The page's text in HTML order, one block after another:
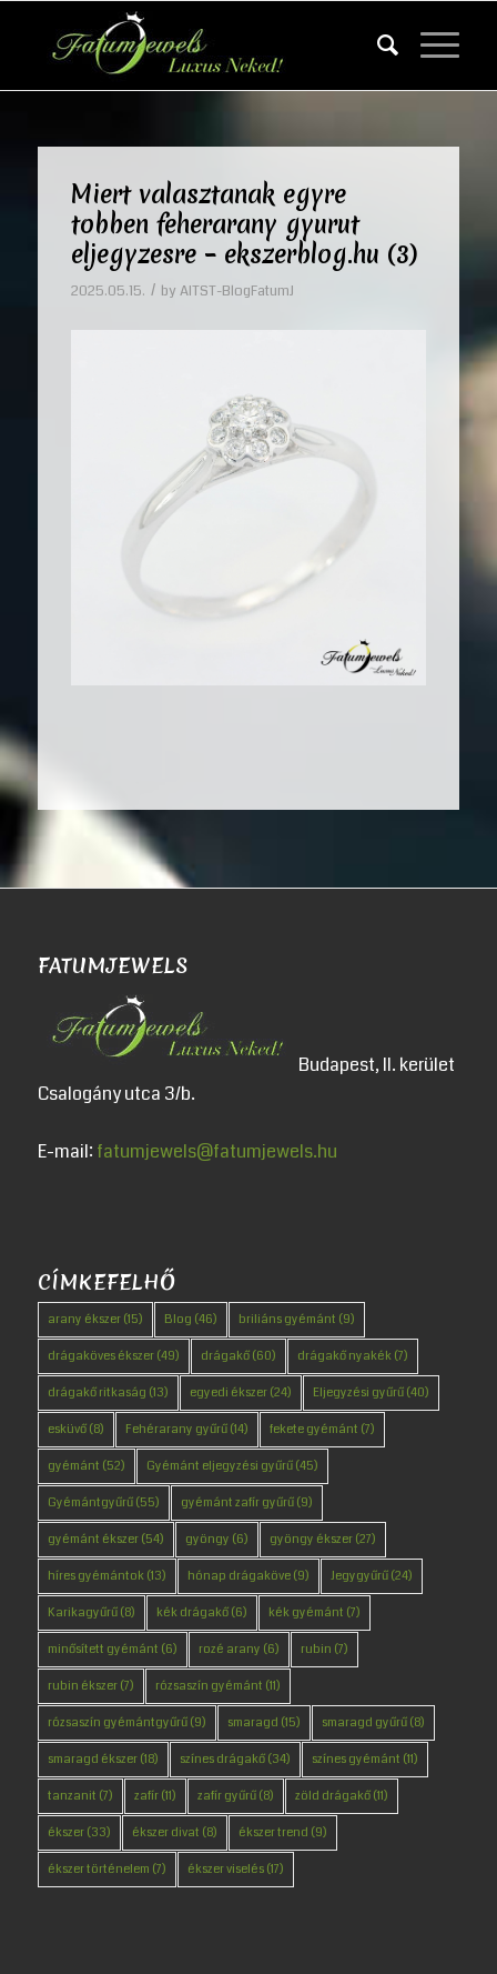
Miert valasztanak egyre
tobben feherarany gyurut
eljegyzesre – ekszerblog.hu (3)
2025.05.15. / by AITST-BlogFatumJ
FATUMJEWELS
Budapest, II. kerület
Csalogány utca 3/b.
E-mail: fatumjewels@fatumjewels.hu
CÍMKEFELHŐ
arany ékszer(15) Blog (46) briliáns gyémánt (9)
drágaköves ékszer(49) drágakő(60) drágakő nyakék(7)
drágakő ritkaság (13) egyedi ékszer(24) Eljegyzési gyűrű(40)
esküvő(8) Fehérarany gyűrű(14) fekete gyémánt (7)
gyémánt (52) Gyémánt eljegyzési gyűrű(45)
Gyémántgyűrű(55) gyémánt zafír gyűrű(9)
gyémánt ékszer(54) gyöngy (6) gyöngy ékszer(27)
híres gyémántok(13) hónap drágaköve(9) Jegygyűrű(24)
Karikagyűrű(8) kék drágakő(6) kék gyémánt (7)
minősített gyémánt (6) rozé arany (6) rubin (7)
rubin ékszer(7) rózsaszín gyémánt (11)
rózsaszín gyémántgyűrű(9) smaragd (15) smaragd gyűrű(8)
smaragd ékszer(18) színes drágakő(34) színes gyémánt (11)
tanzanit (7) zafír(11) zafír gyűrű(8) zöld drágakő(11)
ékszer(33) ékszer divat (8) ékszer trend (9)
ékszer történelem (7) ékszer viselés(17)